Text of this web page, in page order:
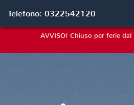
AVVISO! Chiuso per ferie
Telefono: 0322542120